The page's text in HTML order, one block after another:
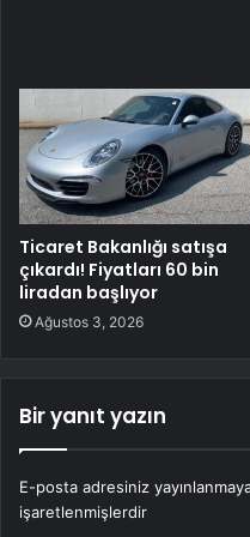
Ticaret Bakanlığı satışa
çıkardı! Fiyatları 60 bin
liradan başlıyor
Ağustos 3, 2026
Bir yanıt yazın
E-posta adresiniz
işaretlenmişlerdir